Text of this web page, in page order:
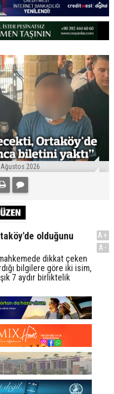
2026
olduğunu
dikkat çeken
bilgilere göre iki isim,
7 aydır birliktelik
A+
A-